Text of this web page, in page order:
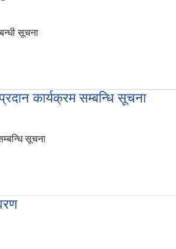
सूचना
कार्यक्रम सम्बन्धि सूचना
सूचना